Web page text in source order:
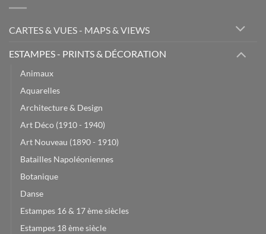
CARTES & VUES - MAPS & VIEWS
ESTAMPES - PRINTS & DÉCORATION
Animaux
Aquarelles
Architecture & Design
Art Déco (1910 - 1940)
Art Nouveau (1890 - 1910)
Batailles Napoléoniennes
Botanique
Danse
Estampes 16 & 17 ème siècles
Estampes 18 ème siècle